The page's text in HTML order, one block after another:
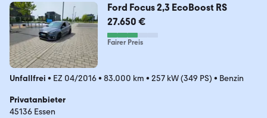
Ford Focus 2,3 EcoBoost RS
27.650 €
Fairer Preis
Unfallfrei • EZ 04/2016• 83.000 km • 257 kW (349 PS) • Benzin
Privatanbieter
45136 Essen